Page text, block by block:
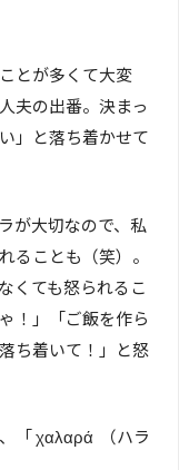
とが多くて大変
夫の出番。決まっ
」と落ち着かせて
が大切なので、私
ることも（笑）。
くても怒られるこ
！」「ご飯を作ら
ち着いて！」と怒
「 χαλαρά （ハラ